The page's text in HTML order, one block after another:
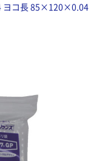
4 ヨコ長 85×120×0.04